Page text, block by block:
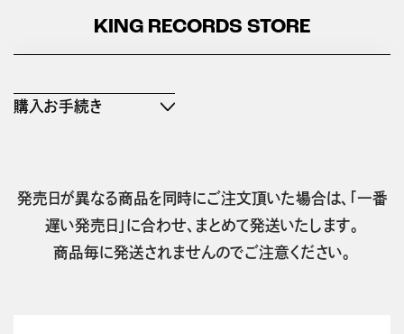
KING RECORDS STORE
購入お手続き
発売日が異なる商品を同時にご注文頂いた場合は、「一番
遅い発売日」に合わせ、まとめて発送いたします。
商品毎に発送されませんのでご注意ください。